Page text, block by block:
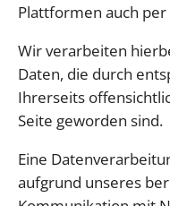
Plattformen auch
Wir verarbeiten
Daten, die durch
Ihrerseits
Seite geworden sind.
Eine
aufgrund unseres